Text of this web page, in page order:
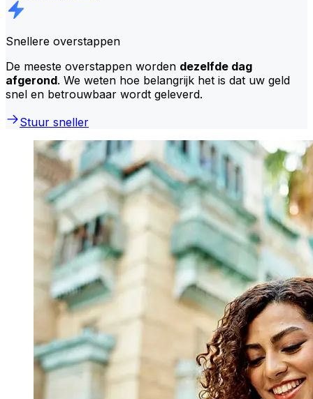
Snellere overstappen
De meeste overstappen worden dezelfde dag
afgerond. We weten hoe belangrijk het is dat uw geld
snel en betrouwbaar wordt geleverd.
Stuur sneller